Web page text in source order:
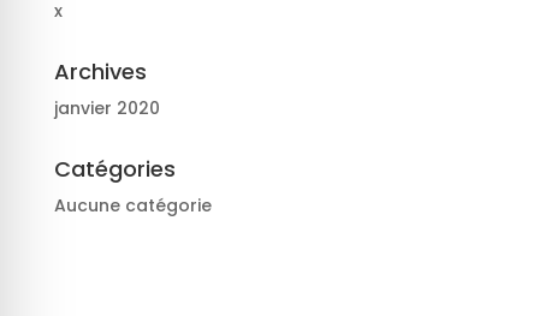
x
Archives
janvier 2020
Catégories
Aucune catégorie